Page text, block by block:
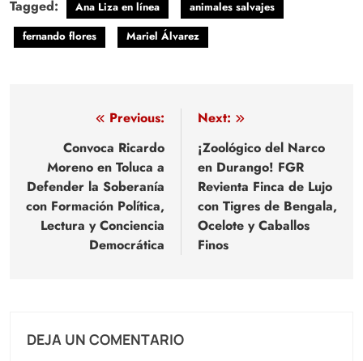
Tagged: Ana Liza en línea
animales salvajes
fernando flores
Mariel Álvarez
Navegación
entradas
Previous:
Convoca Ricardo
Moreno en Toluca a
Defender la Soberanía
con Formación Política,
Lectura y Conciencia
Democrática
Next:
¡Zoológico del Narco
en Durango! FGR
Revienta Finca de Lujo
con Tigres de Bengala,
Ocelote y Caballos
Finos
DEJA UN COMENTARIO